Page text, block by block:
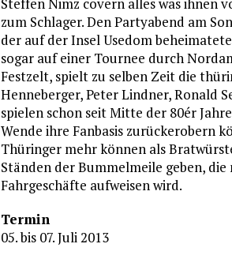
zum Schlager. Den Partyabend am
der auf der Insel Usedom
sogar auf einer Tournee durch
Festzelt, spielt zu selben Zeit die
Henneberger, Peter Lindner, Ronald
spielen schon seit Mitte der 80ér
Wende ihre Fanbasis zurückerobern
Thüringer mehr können als
Ständen der Bummelmeile geben,
Fahrgeschäfte aufweisen wird.
Termin
05. bis 07. Juli 2013